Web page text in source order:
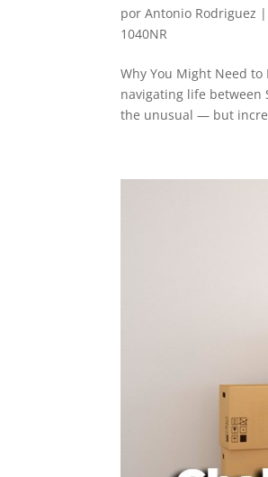
porAntonio Rodriguez
1040NR
Why You Might Need to
navigating life between
the unusual — but